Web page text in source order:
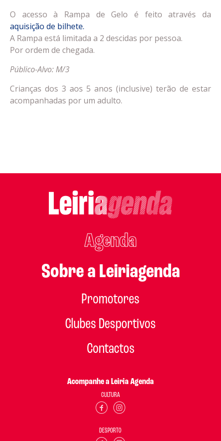
O acesso à Rampa de Gelo é feito através da
aquisição de bilhete.
A Rampa está limitada a 2 descidas por pessoa.
Por ordem de chegada.
Público-Alvo: M/3
Crianças dos 3 aos 5 anos (inclusive) terão de estar
acompanhadas por um adulto.
Agenda
Sobre a Leiriagenda
Promotores
Clubes Desportivos
Contactos
Acompanhe a Leiria Agenda
CULTURA
DESPORTO